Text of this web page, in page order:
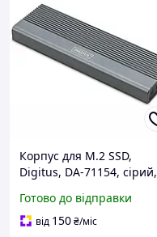
Корпус для M.2 SSD,
Digitus, DA-71154, сірий,
B-Key
2230/2242/2260/2280, 6
Готово до відправки
від 150₴/міс